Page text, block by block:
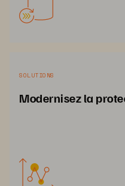
SOLUTIONS
Modernisez la